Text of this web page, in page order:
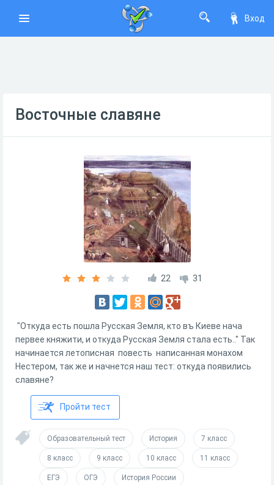
Вход
Восточные славяне
22 31
"Откуда есть пошла Русская Земля, кто въ Киеве нача
первее княжити, и откуда Русская Земля стала есть.." Так
начинается летописная повесть написанная монахом
Нестером, так же и начнется наш тест: откуда появились
славяне?
Пройти тест
Образовательный тест История 7 класс
8 класс 9 класс 10 класс 11 класс
ЕГЭ ОГЭ История России